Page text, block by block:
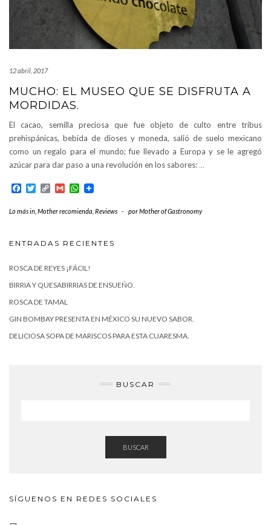
12 abril, 2017
MUCHO: EL MUSEO QUE SE DISFRUTA A
MORDIDAS.
El cacao, semilla preciosa que fue objeto de culto entre tribus
prehispánicas, bebida de dioses y moneda, salió de suelo mexicano
como un regalo para el mundo; fue llevado a Europa y se le agregó
azúcar para dar paso a una revolución en los sabores: …
Facebook
TwitterCopyGmailWhatsApp
Lo más in Mother recomienda Reviews - porMother of Gastronomy
ENTRADAS RECIENTES
ROSCA DE REYES ¡FÁCIL!
BIRRIA Y QUESABIRRIAS DE ENSUEÑO.
ROSCA DE TAMAL
GIN BOMBAY PRESENTA EN MÉXICO SU NUEVO SABOR.
DELICIOSA SOPA DE MARISCOS PARA ESTA CUARESMA.
BUSCAR
BUSCAR
SÍGUENOS EN REDES SOCIALES